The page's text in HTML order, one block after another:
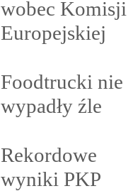
wobec Komisji
Europejskiej
Foodtrucki nie
wypadły źle
Rekordowe
wyniki PKP